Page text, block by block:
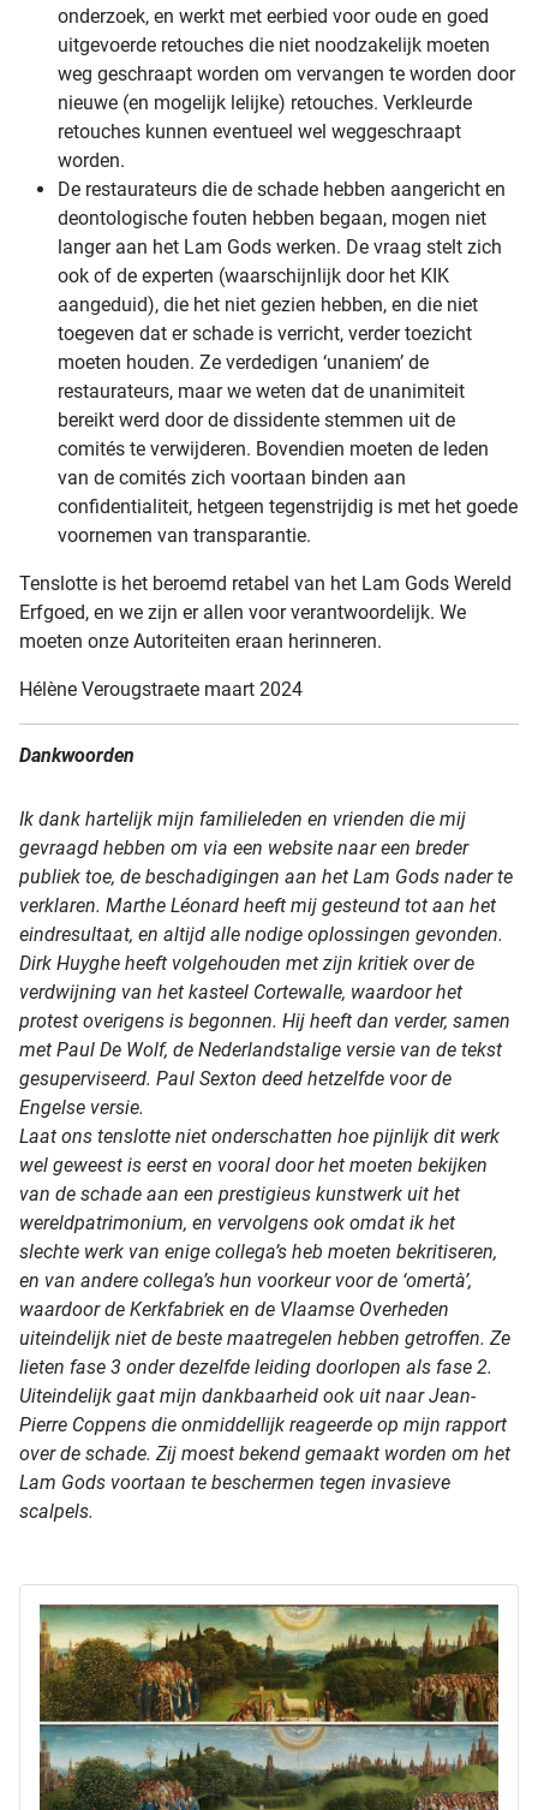
onderzoek, en werkt met eerbied voor oude en goed
uitgevoerde retouches die niet noodzakelijk moeten
weg geschraapt worden om vervangen te worden door
nieuwe (en mogelijk lelijke) retouches. Verkleurde
retouches kunnen eventueel wel weggeschraapt
worden.
De restaurateurs die de schade hebben aangericht en
deontologische fouten hebben begaan, mogen niet
langer aan het Lam Gods werken. De vraag stelt zich
ook of de experten (waarschijnlijk door het KIK
aangeduid), die het niet gezien hebben, en die niet
toegeven dat er schade is verricht, verder toezicht
moeten houden. Ze verdedigen ‘unaniem’ de
restaurateurs, maar we weten dat de unanimiteit
bereikt werd door de dissidente stemmen uit de
comités te verwijderen. Bovendien moeten de leden
van de comités zich voortaan binden aan
confidentialiteit, hetgeen tegenstrijdig is met het goede
voornemen van transparantie.
Tenslotte is het beroemd retabel van het Lam Gods Wereld
Erfgoed, en we zijn er allen voor verantwoordelijk. We
moeten onze Autoriteiten eraan herinneren.
Hélène Verougstraete maart 2024
Dankwoorden
Ik dank hartelijk mijn familieleden en vrienden die mij
gevraagd hebben om via een website naar een breder
publiek toe, de beschadigingen aan het Lam Gods nader te
verklaren. Marthe Léonard heeft mij gesteund tot aan het
eindresultaat, en altijd alle nodige oplossingen gevonden.
Dirk Huyghe heeft volgehouden met zijn kritiek over de
verdwijning van het kasteel Cortewalle, waardoor het
protest overigens is begonnen. Hij heeft dan verder, samen
met Paul De Wolf, de Nederlandstalige versie van de tekst
gesuperviseerd. Paul Sexton deed hetzelfde voor de
Engelse versie.
Laat ons tenslotte niet onderschatten hoe pijnlijk dit werk
wel geweest is eerst en vooral door het moeten bekijken
van de schade aan een prestigieus kunstwerk uit het
wereldpatrimonium, en vervolgens ook omdat ik het
slechte werk van enige collega’s heb moeten bekritiseren,
en van andere collega’s hun voorkeur voor de ‘omertà’,
waardoor de Kerkfabriek en de Vlaamse Overheden
uiteindelijk niet de beste maatregelen hebben getroffen. Ze
lieten fase 3 onder dezelfde leiding doorlopen als fase 2.
Uiteindelijk gaat mijn dankbaarheid ook uit naar Jean-
Pierre Coppens die onmiddellijk reageerde op mijn rapport
over de schade. Zij moest bekend gemaakt worden om het
Lam Gods voortaan te beschermen tegen invasieve
scalpels.